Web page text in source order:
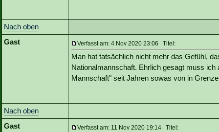
Nach oben
Gast
Verfasst am: 4 Nov 2020 23:06 Titel:
Man hat tatsächlich nicht mehr das Gefühl,
Nationalmannschaft. Ehrlich gesagt muss
Mannschaft" seit Jahren sowas von in
Nach oben
Gast
Verfasst am: 11 Nov 2020 19:14 Titel: